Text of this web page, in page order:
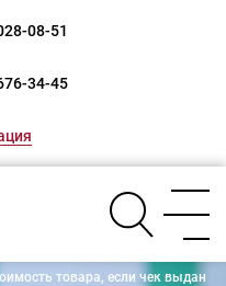
08-51
34-45
товара, если чек выдан